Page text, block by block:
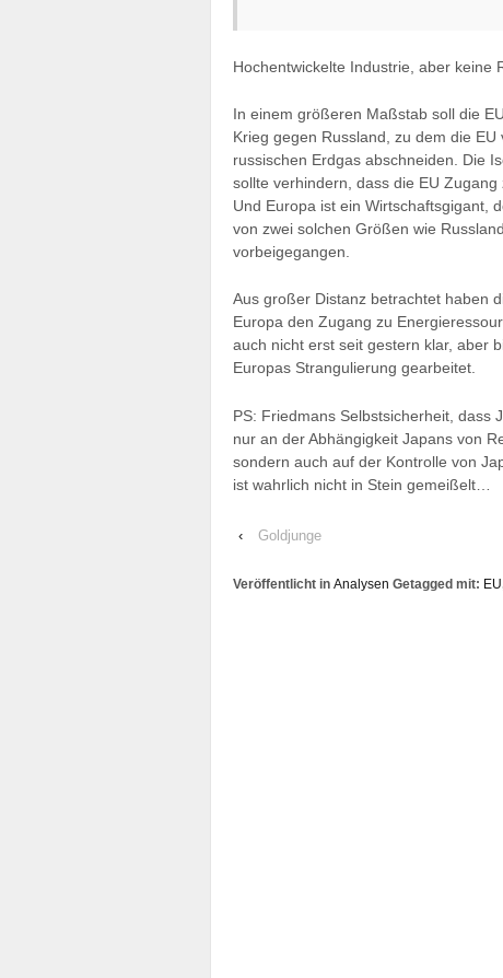
Hochentwickelte Industrie, aber keine
In einem größeren Maßstab soll die
Krieg gegen Russland, zu dem die
russischen Erdgas abschneiden. Die
sollte verhindern, dass die EU
Und Europa ist ein Wirtschaftsgigant,
von zwei solchen Größen wie
vorbeigegangen.
Aus großer Distanz betrachtet haben
Europa den Zugang zu
auch nicht erst seit gestern klar, aber
Europas Strangulierung gearbeitet.
PS: Friedmans Selbstsicherheit, dass
nur an der Abhängigkeit Japans von
sondern auch auf der Kontrolle von
ist wahrlich nicht in Stein gemeißelt…
‹ Goldjunge
Veröffentlicht in Analysen Getagged mit: EU